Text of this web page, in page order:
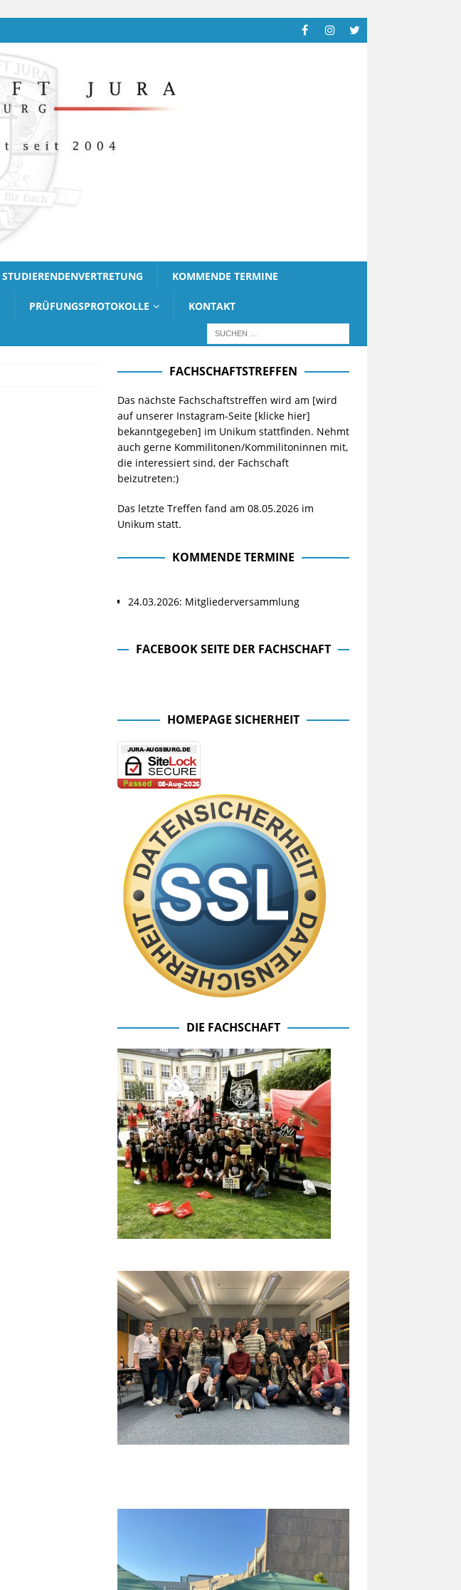
STUDIERENDENVERTRETUNG KOMMENDE TERMINE
PRÜFUNGSPROTOKOLLE KONTAKT
FACHSCHAFTSTREFFEN
Das nächste Fachschaftstreffen wird am [wird
auf unserer Instagram-Seite [klicke hier]
bekanntgegeben] im Unikum stattfinden. Nehmt
auch gerne Kommilitonen/Kommilitoninnen mit,
die interessiert sind, der Fachschaft
beizutreten:)
Das letzte Treffen fand am 08.05.2026 im
Unikum statt.
KOMMENDE TERMINE
24.03.2026: Mitgliederversammlung
FACEBOOK SEITE DER FACHSCHAFT
HOMEPAGE SICHERHEIT
DIE FACHSCHAFT